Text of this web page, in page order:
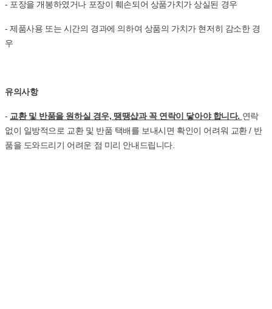
- 포장을 개봉하였거나 포장이 훼손되어 상품가치가 상실된 경우
- 제품사용 또는 시간의 경과에 의하여 상품의 가치가 현저히 감소한 경
우
유의사항
- 교환 및 반품을 원하실 경우, 땡땡샵과 꼭 연락이 닿아야 합니다. 연락
없이 일방적으로 교환 및 반품 택배를 보내시면 확인이 어려워 교환 / 반
품을 도와드리기 어려운 점 미리 안내드립니다.